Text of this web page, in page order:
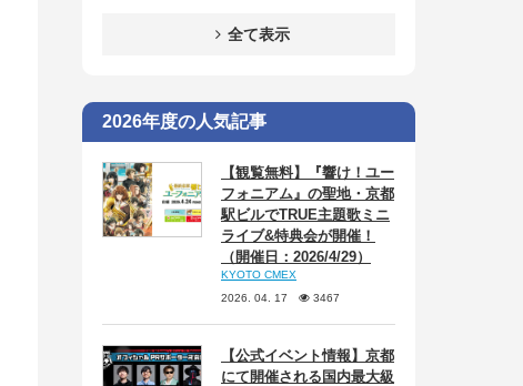
全て表示
2026年度の人気記事
【観覧無料】『響け！ユー
フォニアム』の聖地・京都
駅ビルでTRUE主題歌ミニ
ライブ&特典会が開催！
（開催日：2026/4/29）
KYOTO CMEX
2026. 04. 17
3467
【公式イベント情報】京都
にて開催される国内最大級